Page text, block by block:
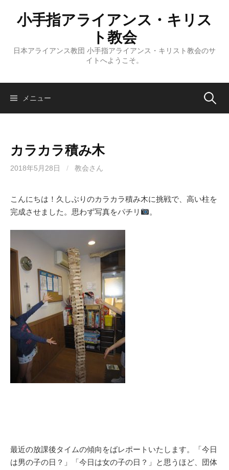
ス
小手指アライアンス・キリス
ト教会
日本アライアンス教団 小手指アライアンス・キリスト教会のサ
イトへようこそ。
メニュー 検
カラカラ積み木
2018年5月28日 / 教会さん
こんにちは！久しぶりのカラカラ積み木に挑戦で、高い柱を
完成させました。思わず写真をパチリ
。
最近の放課後タイムの傾向をばレポートいたします。「今日
は男の子の日？」「今日は女の子の日？」と思うほど、団体